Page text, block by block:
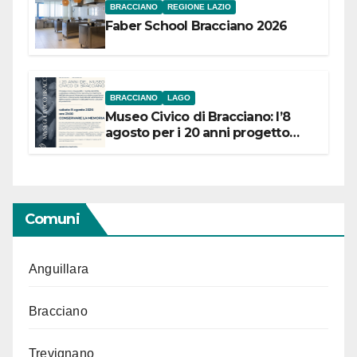
BRACCIANO REGIONE LAZIO
Faber School Bracciano 2026
BRACCIANO LAGO
Museo Civico di Bracciano: l’8
agosto per i 20 anni progetto
Comuni
Anguillara
Bracciano
Trevignano